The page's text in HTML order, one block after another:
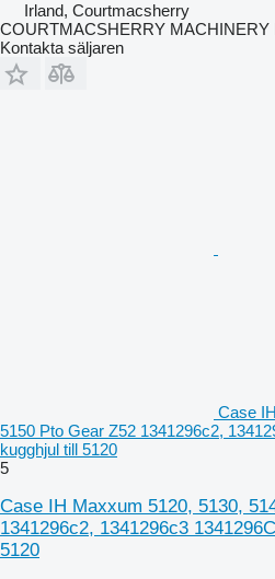
Irland, Courtmacsherry
COURTMACSHERRY MACHINERY
Kontakta säljaren
Case
5150 Pto Gear Z52 1341296c2,
kugghjul till 5120
5
Case IH Maxxum 5120, 5130,
1341296c2, 1341296c3
5120